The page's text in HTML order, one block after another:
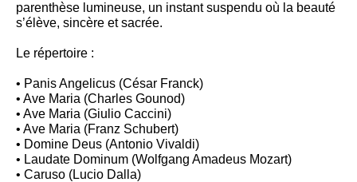
parenthèse lumineuse, un instant suspendu où la beauté
s’élève, sincère et sacrée.
Le répertoire :
• Panis Angelicus (César Franck)
• Ave Maria (Charles Gounod)
• Ave Maria (Giulio Caccini)
• Ave Maria (Franz Schubert)
• Domine Deus (Antonio Vivaldi)
• Laudate Dominum (Wolfgang Amadeus Mozart)
• Caruso (Lucio Dalla)